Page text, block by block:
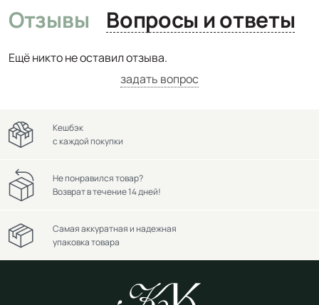
Отзывы Вопросы и ответы
Ещё никто не оставил отзыва.
задать вопрос
Кешбэк
с каждой покупки
Не понравился товар?
Возврат в течение 14 дней!
Самая аккуратная и надежная
упаковка товара